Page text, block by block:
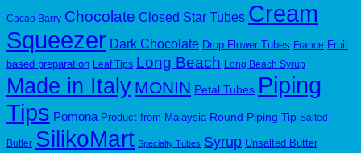
Cacao Barry Chocolate Closed Star Tubes Cream
Squeezer Dark Chocolate Drop Flower Tubes France Fruit
based preparation Leaf Tips Long Beach Long Beach Syrup
Made in Italy MONIN Petal Tubes Piping
Tips Pomona Product from Malaysia Round Piping Tip Salted
Butter SilikoMart Specialty Tubes Syrup Unsalted Butter